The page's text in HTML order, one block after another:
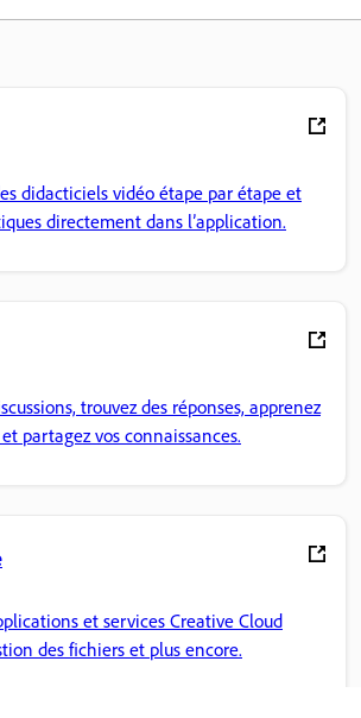
didacticiels vidéo étape par étape et
directement dans l’application.
trouvez des réponses, apprenez
partagez vos connaissances.
et services Creative Cloud
des fichiers et plus encore.